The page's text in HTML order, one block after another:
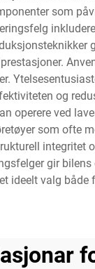
som
og
operere ved
som ofte
gir
ideelt valg